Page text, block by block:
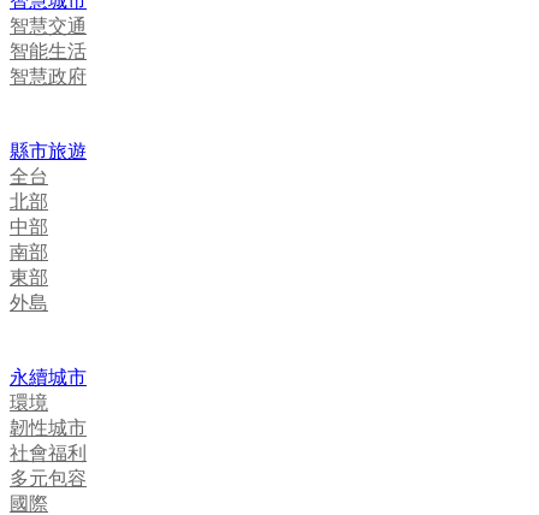
智慧交通
智能生活
智慧政府
縣市旅遊
全台
北部
中部
南部
東部
外島
永續城市
環境
韌性城市
社會福利
多元包容
國際